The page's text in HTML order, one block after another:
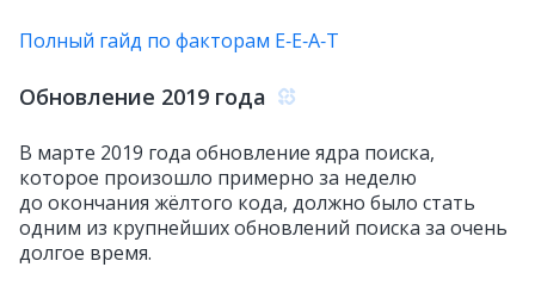
Полный гайд по факторам E‑E‑A‑T
Обновление 2019 года
В марте 2019 года обновление ядра поиска,
которое произошло примерно за неделю
до окончания жёлтого кода, должно было стать
одним из крупнейших обновлений поиска за очень
долгое время.